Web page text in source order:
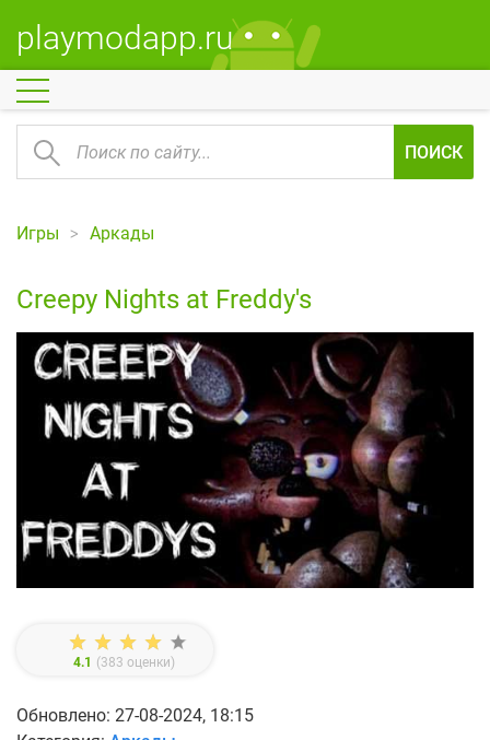
playmodapp.ru
ПОИСК
Игры Аркады
Creepy Nights at Freddy's
4.1 (383 оценки)
Обновлено: 27-08-2024, 18:15